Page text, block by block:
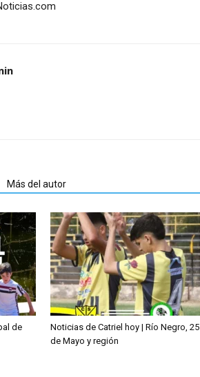
Más del autor
de
Noticias de Catriel hoy | Río Negro, 25
de Mayo y región